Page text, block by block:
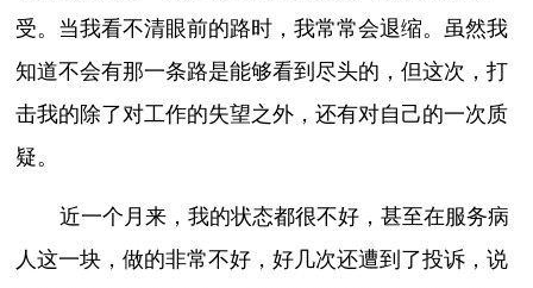
受。当我看不清眼前的路时，我常常会退缩。虽然我
知道不会有那一条路是能够看到尽头的，但这次，打
击我的除了对工作的失望之外，还有对自己的一次质
疑。
近一个月来，我的状态都很不好，甚至在服务病
人这一块，做的非常不好，好几次还遭到了投诉，说